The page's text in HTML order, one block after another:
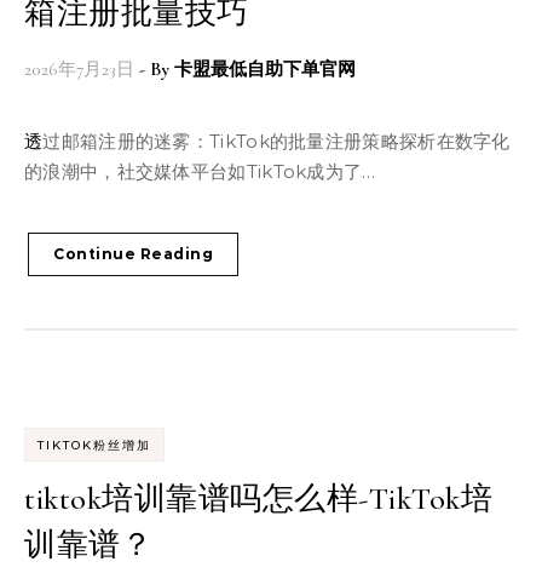
箱注册批量技巧
2026年7月23日 - By 卡盟最低自助下单官网
透过邮箱注册的迷雾：TikTok的批量注册策略探析在数字化
的浪潮中，社交媒体平台如TikTok成为了…
Continue Reading
TIKTOK粉丝增加
tiktok培训靠谱吗怎么样-TikTok培
训靠谱？